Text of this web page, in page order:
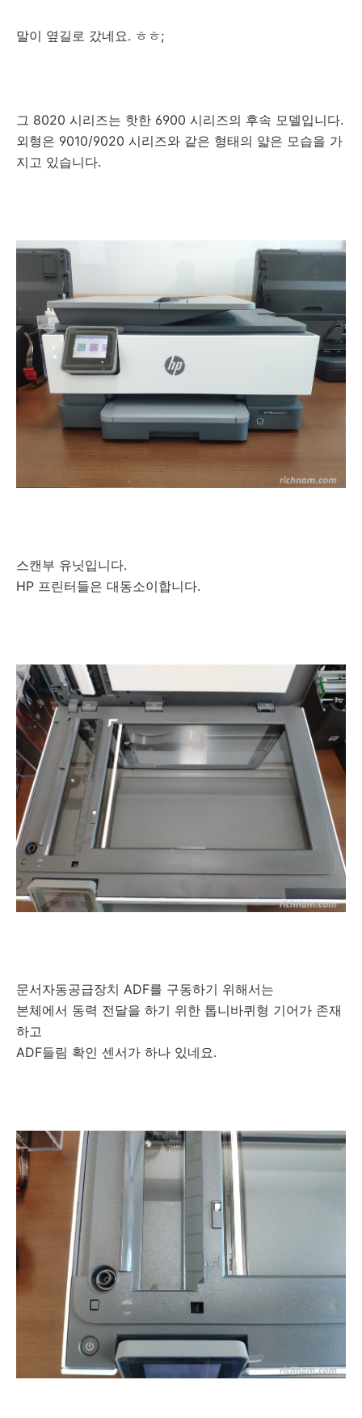
말이 옆길로 갔네요. ㅎㅎ;
그 8020 시리즈는 핫한 6900 시리즈의 후속 모델입니다.
외형은 9010/9020 시리즈와 같은 형태의 얇은 모습을 가
지고 있습니다.
스캔부 유닛입니다.
HP 프린터들은 대동소이합니다.
문서자동공급장치 ADF를 구동하기 위해서는
본체에서 동력 전달을 하기 위한 톱니바퀴형 기어가 존재
하고
ADF들림 확인 센서가 하나 있네요.